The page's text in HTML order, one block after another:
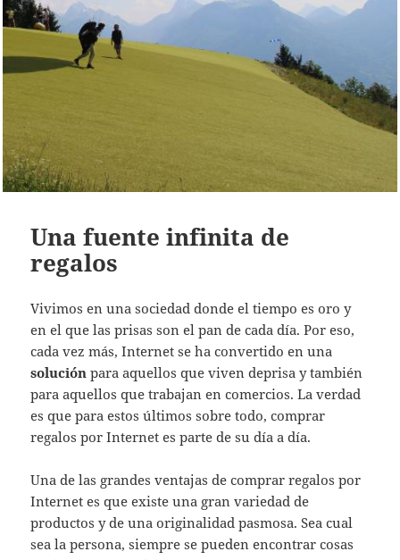
Una fuente infinita de
regalos
Vivimos en una sociedad donde el tiempo es oro y
en el que las prisas son el pan de cada día. Por eso,
cada vez más, Internet se ha convertido en una
solución para aquellos que viven deprisa y también
para aquellos que trabajan en comercios. La verdad
es que para estos últimos sobre todo, comprar
regalos por Internet es parte de su día a día.
Una de las grandes ventajas de comprar regalos por
Internet es que existe una gran variedad de
productos y de una originalidad pasmosa. Sea cual
sea la persona, siempre se pueden encontrar cosas